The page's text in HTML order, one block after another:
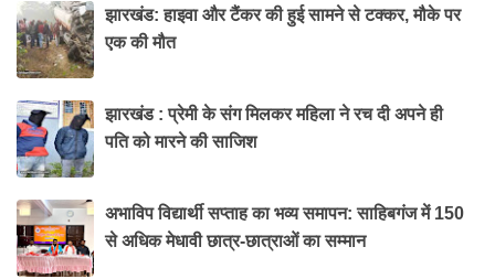
झारखंड: हाइवा और टैंकर की हुई सामने से टक्कर, मौके पर
एक की मौत
झारखंड : प्रेमी के संग मिलकर महिला ने रच दी अपने ही
पति को मारने की साजिश
अभाविप विद्यार्थी सप्ताह का भव्य समापन: साहिबगंज में 150
से अधिक मेधावी छात्र-छात्राओं का सम्मान